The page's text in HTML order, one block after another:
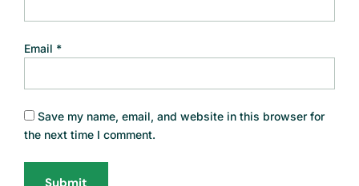
Email *
Save my name, email, and website in this browser for
the next time I comment.